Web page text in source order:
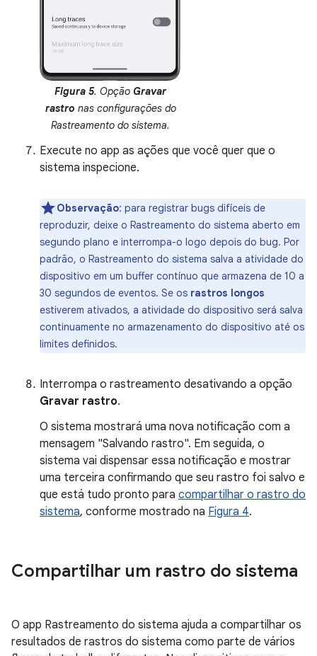
Figura 5. Opção Gravar
rastro nas configurações do
Rastreamento do sistema.
Execute no app as ações que você quer que o
sistema inspecione.
Observação: para registrar bugs difíceis de
reproduzir, deixe o Rastreamento do sistema aberto em
segundo plano e interrompa-o logo depois do bug. Por
padrão, o Rastreamento do sistema salva a atividade do
dispositivo em um buffer contínuo que armazena de 10 a
30 segundos de eventos. Se os rastros longos
estiverem ativados, a atividade do dispositivo será salva
continuamente no armazenamento do dispositivo até os
limites definidos.
Interrompa o rastreamento desativando a opção
Gravar rastro.
O sistema mostrará uma nova notificação com a
mensagem "Salvando rastro". Em seguida, o
sistema vai dispensar essa notificação e mostrar
uma terceira confirmando que seu rastro foi salvo e
que está tudo pronto para compartilhar o rastro do
sistema, conforme mostrado na Figura 4.
Compartilhar um rastro do sistema
O app Rastreamento do sistema ajuda a compartilhar os
resultados de rastros do sistema como parte de vários